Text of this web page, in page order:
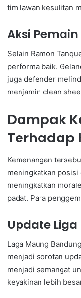
tim lawan kesulitan
Aksi
Selain Ramon
performa baik.
juga defender
menjamin clean
Dampak
Terhadap
Kemenangan
meningkatkan posisi
meningkatkan
padat. Para
Update Liga
Laga Maung
menjadi sorotan
menjadi semangat
keyakinan lebih